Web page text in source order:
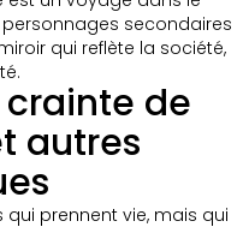
secondaires
qui reflète la société,
crainte de
autres
prennent vie, mais qui